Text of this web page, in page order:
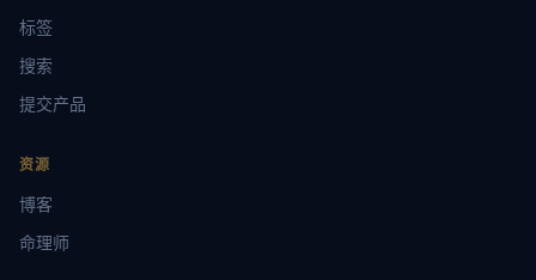
标签
搜索
提交产品
资源
博客
命理师